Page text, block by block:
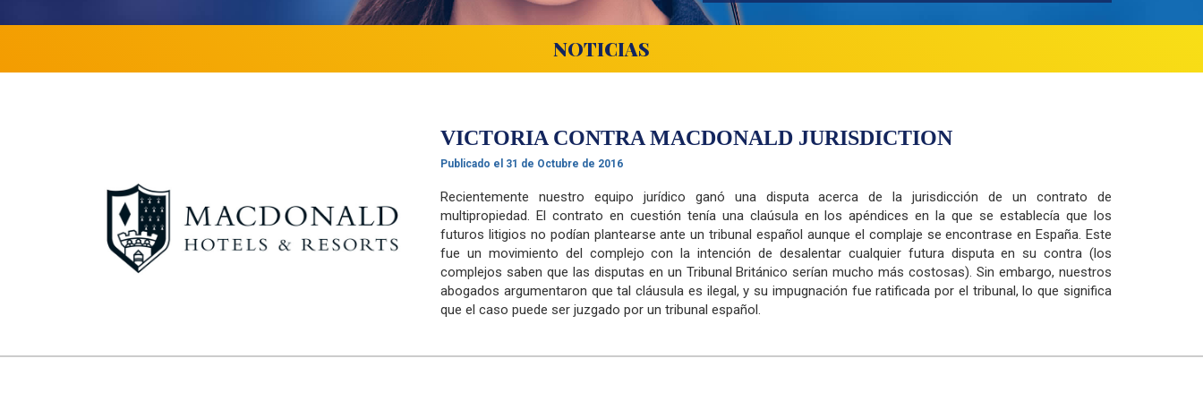
NOTICIAS
VICTORIA CONTRA MACDONALD JURISDICTION
Publicado el 31 de Octubre de 2016
Recientemente nuestro equipo jurídico ganó una disputa acerca de la jurisdicción de un contrato de
multipropiedad. El contrato en cuestión tenía una claúsula en los apéndices en la que se establecía que los
futuros litigios no podían plantearse ante un tribunal español aunque el complaje se encontrase en España. Este
fue un movimiento del complejo con la intención de desalentar cualquier futura disputa en su contra (los
complejos saben que las disputas en un Tribunal Británico serían mucho más costosas). Sin embargo, nuestros
abogados argumentaron que tal cláusula es ilegal, y su impugnación fue ratificada por el tribunal, lo que significa
que el caso puede ser juzgado por un tribunal español.